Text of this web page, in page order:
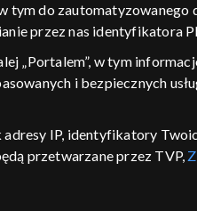
tym do zautomatyzowanego
przez nas identyfikatora
„Portalem”, w tym
i bezpiecznych
IP, identyfikatory
przetwarzane przez TVP,
treści, wyboru